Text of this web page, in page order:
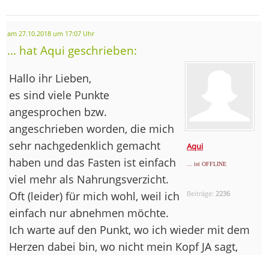
am 27.10.2018 um 17:07 Uhr
... hat Aqui geschrieben:
Aqui
... ist OFFLINE
Beiträge: 2236
Hallo ihr Lieben,
es sind viele Punkte
angesprochen bzw.
angeschrieben worden, die mich
sehr nachgedenklich gemacht
haben und das Fasten ist einfach
viel mehr als Nahrungsverzicht.
Oft (leider) für mich wohl, weil ich
einfach nur abnehmen möchte.
Ich warte auf den Punkt, wo ich wieder mit dem
Herzen dabei bin, wo nicht mein Kopf JA sagt,